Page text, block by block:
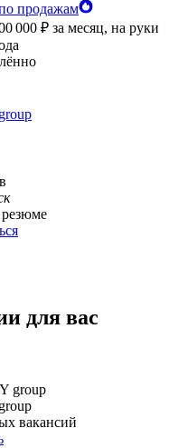
продажам
000 ₽ за месяц, на руки
для вас
вакансий